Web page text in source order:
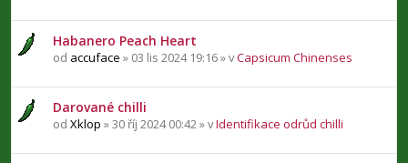
Habanero Peach Heart
od accuface » 03 lis 2024 19:16 » vCapsicum Chinenses
Darované chilli
od Xklop » 30 říj 2024 00:42 » vIdentifikace odrůd chilli